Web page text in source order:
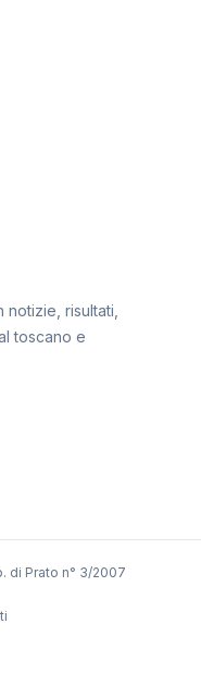
risultati,
toscano e
di Prato n° 3/2007